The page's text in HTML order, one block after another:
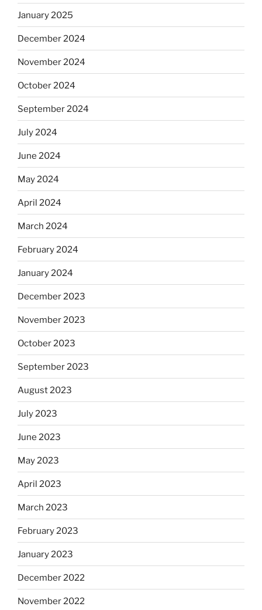
January 2025
December 2024
November 2024
October 2024
September 2024
July 2024
June 2024
May 2024
April 2024
March 2024
February 2024
January 2024
December 2023
November 2023
October 2023
September 2023
August 2023
July 2023
June 2023
May 2023
April 2023
March 2023
February 2023
January 2023
December 2022
November 2022